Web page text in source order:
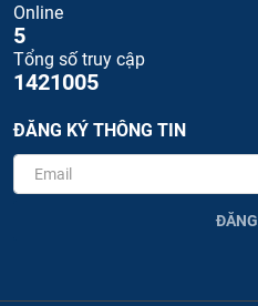
Online
5
Tổng số truy cập
1421005
ĐĂNG KÝ THÔNG TIN